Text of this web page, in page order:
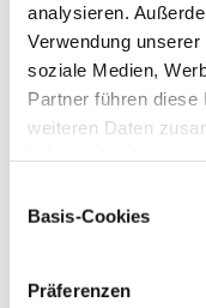
analysieren.
Verwendung
soziale Medien,
Partner führen
weiteren Daten
Cookies, wenn Sie
Basis-Cookies
Präferenzen
RZÖko
Gesundheit
RZGesund
RZEuterfit
RZKlaue
RZRepro
RZKälberfit